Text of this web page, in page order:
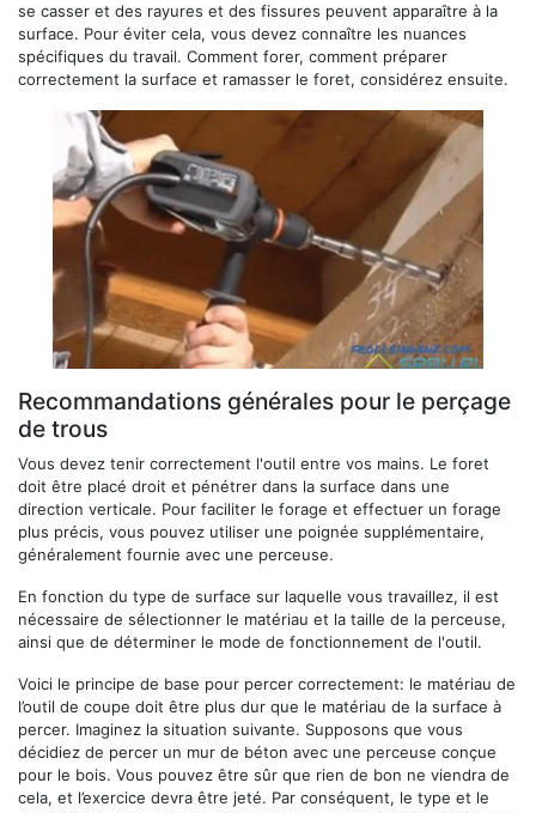
se casser et des rayures et des fissures peuvent apparaître à la
surface. Pour éviter cela, vous devez connaître les nuances
spécifiques du travail. Comment forer, comment préparer
correctement la surface et ramasser le foret, considérez ensuite.
Recommandations générales pour le perçage
de trous
Vous devez tenir correctement l'outil entre vos mains. Le foret
doit être placé droit et pénétrer dans la surface dans une
direction verticale. Pour faciliter le forage et effectuer un forage
plus précis, vous pouvez utiliser une poignée supplémentaire,
généralement fournie avec une perceuse.
En fonction du type de surface sur laquelle vous travaillez, il est
nécessaire de sélectionner le matériau et la taille de la perceuse,
ainsi que de déterminer le mode de fonctionnement de l'outil.
Voici le principe de base pour percer correctement: le matériau de
l’outil de coupe doit être plus dur que le matériau de la surface à
percer. Imaginez la situation suivante. Supposons que vous
décidiez de percer un mur de béton avec une perceuse conçue
pour le bois. Vous pouvez être sûr que rien de bon ne viendra de
cela, et l’exercice devra être jeté. Par conséquent, le type et le